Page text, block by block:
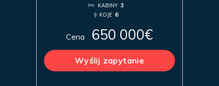
KABINY 3
KOJE 6
Cena 650 000€
Wyślij zapytanie